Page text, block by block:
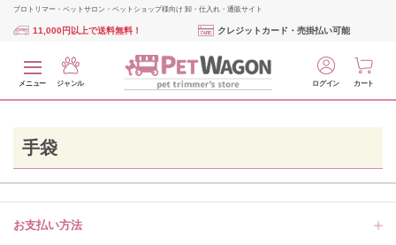
プロトリマー・ペットサロン・ペットショップ様向け 卸・仕入れ・通販サイト
11,000円以上で送料無料！ クレジットカード・売掛払い可能
メニュー ジャンル ログイン カート
手袋
お支払い方法